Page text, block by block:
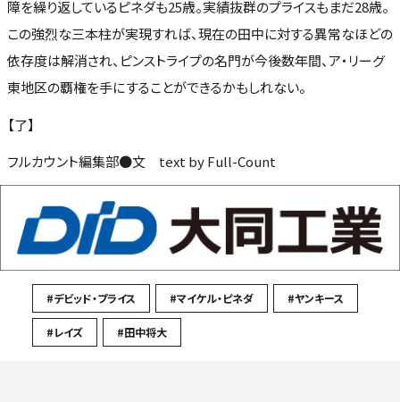
障を繰り返しているピネダも25歳。実績抜群のプライスもまだ28歳。
この強烈な三本柱が実現すれば、現在の田中に対する異常なほどの
依存度は解消され、ピンストライプの名門が今後数年間、ア・リーグ
東地区の覇権を手にすることができるかもしれない。
【了】
フルカウント編集部●文 text by Full-Count
#デビッド・プライス #マイケル・ピネダ #ヤンキース
#レイズ #田中将大